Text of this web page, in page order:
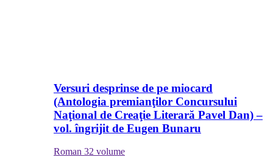
Versuri desprinse de pe miocard
(Antologia premianţilor Concursului
Naţional de Creaţie Literară Pavel Dan) –
vol. îngrijit de Eugen Bunaru
Roman 32 volume